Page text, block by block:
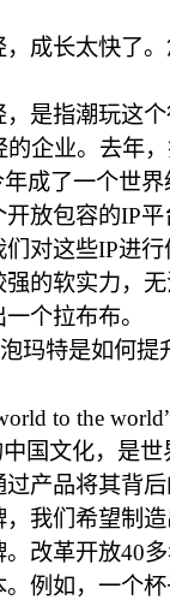
成长太快了。
是指潮玩这个
企业。去年
成了一个世
放包容的IP
对这些IP进
的软实力，
个拉布布。
玛特是如何提
to the
国文化，是世
产品将其背
我们希望制
改革开放40
例如，一个